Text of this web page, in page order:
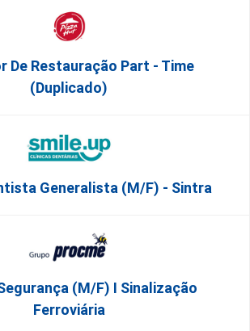
De Restauração Part - Time
(Duplicado)
Generalista (M/F) - Sintra
(m/f) I Sinalização
Ferroviária